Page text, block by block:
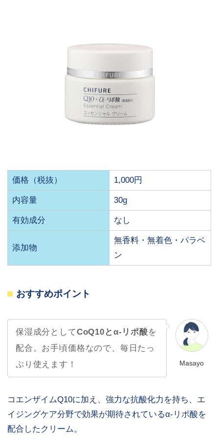
価格（税抜） 1,000円
内容量 30g
有効成分 なし
添加物
無香料・無着色・パラベ
ン
おすすめポイント
Masayo
保湿成分としてCoQ10とα-リポ酸を
配合。お手頃価格なので、毎日たっ
ぷり使えます！
コエンザイムQ10に加え、強力な抗酸化力を持ち、エ
イジングケア分野で効果が期待されているα-リポ酸を
配合したクリーム。